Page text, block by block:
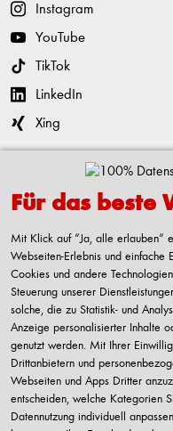
Instagram
YouTube
TikTok
LinkedIn
Xing
Kontaktieren
Adolf Würth GmbH & Co. KG
74653 Künzelsau-Gaisbach
Deutschland
Alle Kontaktmöglichkeiten
+49 7940 15-2400
info@wuerth.com
Für das beste
Mit Klick auf “Ja, alle erlauben“
Webseiten-Erlebnis und einfache
Cookies und andere
Steuerung unserer
solche, die zu Statistik- und
Anzeige personalisierter Inhalte
genutzt werden. Mit Ihrer
Drittanbietern und
Webseiten und Apps Dritter
entscheiden, welche Kategorien
Datennutzung individuell